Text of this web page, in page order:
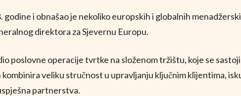
i obnašao je nekoliko europskih i globalnih
direktora za Sjevernu Europu.
poslovne operacije tvrtke na složenom tržištu, koje se
veliku stručnost u upravljanju ključnim klijentima,
partnerstva.